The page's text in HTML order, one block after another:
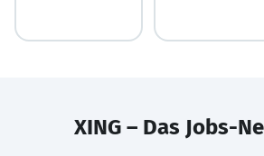
XING – Das Jobs-